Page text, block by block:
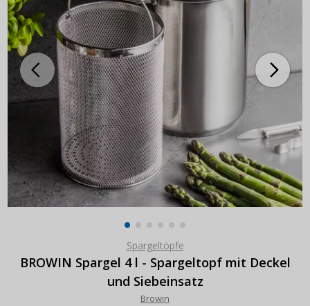
Spargeltöpfe
BROWIN Spargel 4 l - Spargeltopf mit Deckel
und Siebeinsatz
Browin